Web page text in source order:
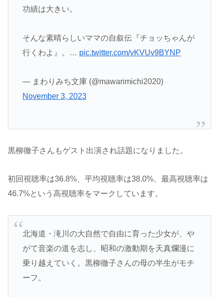
功績は大きい。
そんな素晴らしいママの自叙伝『チョッちゃんが
行くわよ』。… pic.twitter.com/vKVUv9BYNP
— まわりみち文庫 (@mawarimichi2020)
November 3, 2023
黒柳徹子さんもゲスト出演され話題になりました。
初回視聴率は36.8%、平均視聴率は38.0%、最高視聴率は
46.7%という高視聴率をマークしています。
北海道・滝川の大自然で自由に育った少女が、や
がて音楽の道を志し、昭和の激動期を天真爛漫に
乗り越えていく。黒柳徹子さんの母の半生がモチ
ーフ。